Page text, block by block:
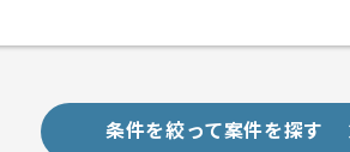
日本で唯一の危機管理情報専門企業の案
情報配信サービスや危機管理サービスと
複数のサービス開発をご担当いただきま
条件を絞って案件を探す